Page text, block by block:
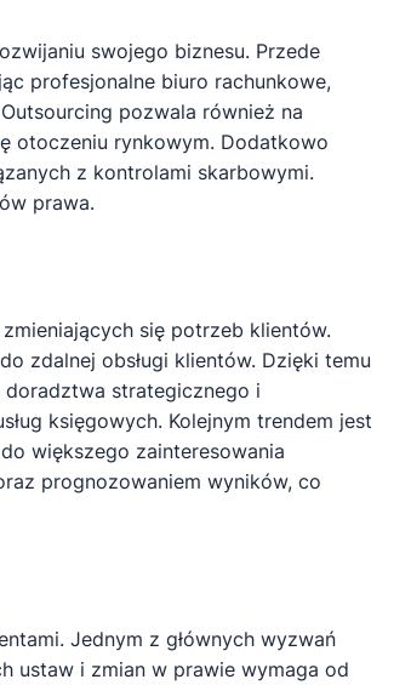
swojego biznesu. Przede
profesjonalne biuro rachunkowe,
pozwala również na
otoczeniu rynkowym. Dodatkowo
z kontrolami skarbowymi.
prawa.
się potrzeb klientów.
zdalnej obsługi klientów. Dzięki temu
strategicznego i
księgowych. Kolejnym trendem jest
większego zainteresowania
prognozowaniem wyników, co
Jednym z głównych wyzwań
ustaw i zmian w prawie wymaga od